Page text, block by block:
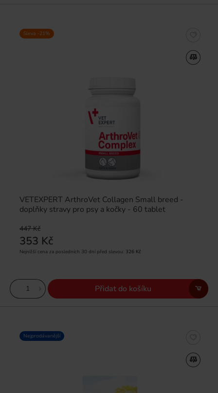
VETEXPERT ArthroVet Collagen Small breed -
doplňky stravy pro psy a kočky - 60 tablet
447 Kč
353 Kč
Nejnižší cena za posledních 30 dní před slevou: 326 Kč
Sleva -21%
Přidat do košíku
Nejprodávanější